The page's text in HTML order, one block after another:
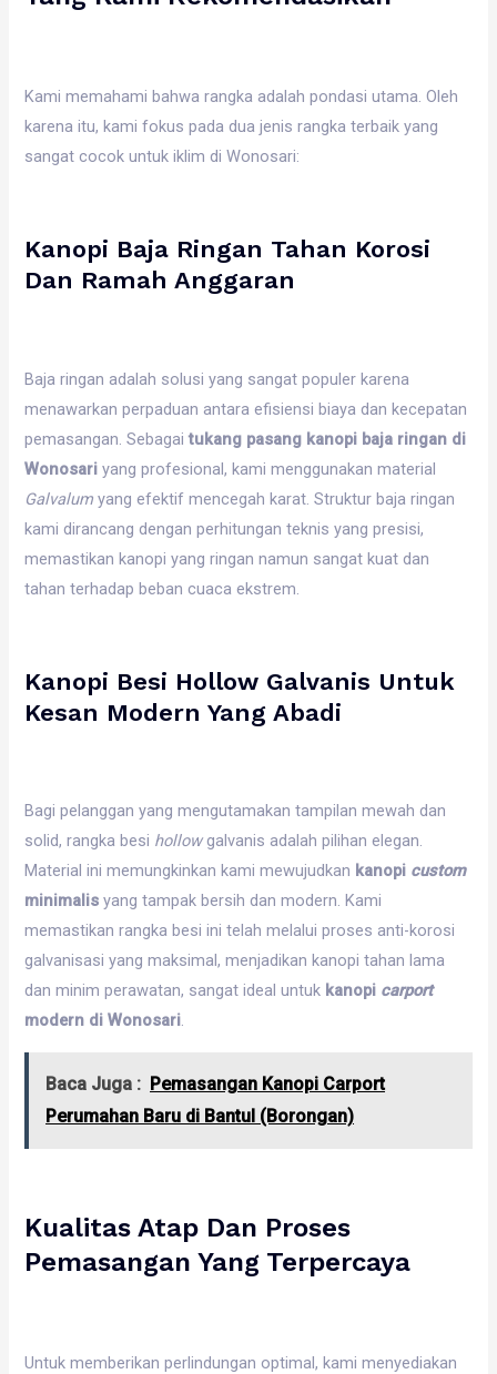
Kami memahami bahwa rangka adalah pondasi utama. Oleh
karena itu, kami fokus pada dua jenis rangka terbaik yang
sangat cocok untuk iklim di Wonosari:
Kanopi Baja Ringan Tahan Korosi
Dan Ramah Anggaran
Baja ringan adalah solusi yang sangat populer karena
menawarkan perpaduan antara efisiensi biaya dan kecepatan
pemasangan. Sebagaitukang pasang kanopi baja ringan di
Wonosari yang profesional, kami menggunakan material
Galvalum yang efektif mencegah karat. Struktur baja ringan
kami dirancang dengan perhitungan teknis yang presisi,
memastikan kanopi yang ringan namun sangat kuat dan
tahan terhadap beban cuaca ekstrem.
Kanopi Besi Hollow Galvanis Untuk
Kesan Modern Yang Abadi
Bagi pelanggan yang mengutamakan tampilan mewah dan
solid, rangka besi hollowgalvanis adalah pilihan elegan.
Material ini memungkinkan kami mewujudkan kanopi custom
minimalis yang tampak bersih dan modern. Kami
memastikan rangka besi ini telah melalui proses anti-korosi
galvanisasi yang maksimal, menjadikan kanopi tahan lama
dan minim perawatan, sangat ideal untuk kanopi carport
modern di Wonosari.
Baca Juga : Pemasangan Kanopi Carport
Perumahan Baru di Bantul (Borongan)
Kualitas Atap Dan Proses
Pemasangan Yang Terpercaya
Untuk memberikan perlindungan optimal, kami menyediakan